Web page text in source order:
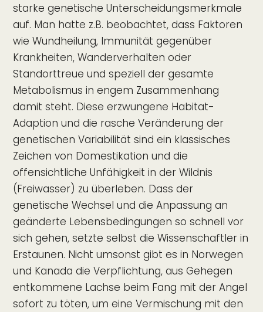
starke genetische Unterscheidungsmerkmale
auf. Man hatte z.B. beobachtet, dass Faktoren
wie Wundheilung, Immunität gegenüber
Krankheiten, Wanderverhalten oder
Standorttreue und speziell der gesamte
Metabolismus in engem Zusammenhang
damit steht. Diese erzwungene Habitat-
Adaption und die rasche Veränderung der
genetischen Variabilität sind ein klassisches
Zeichen von Domestikation und die
offensichtliche Unfähigkeit in der Wildnis
(Freiwasser) zu überleben. Dass der
genetische Wechsel und die Anpassung an
geänderte Lebensbedingungen so schnell vor
sich gehen, setzte selbst die Wissenschaftler in
Erstaunen. Nicht umsonst gibt es in Norwegen
und Kanada die Verpflichtung, aus Gehegen
entkommene Lachse beim Fang mit der Angel
sofort zu töten, um eine Vermischung mit den